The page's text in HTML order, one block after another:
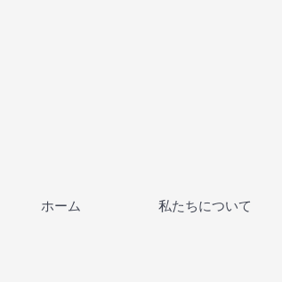
ホーム 私たちについて